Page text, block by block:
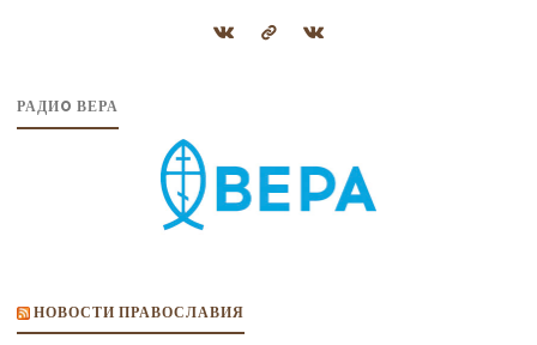
РАДИO ВЕРА
НОВОСТИ ПРАВОСЛАВИЯ